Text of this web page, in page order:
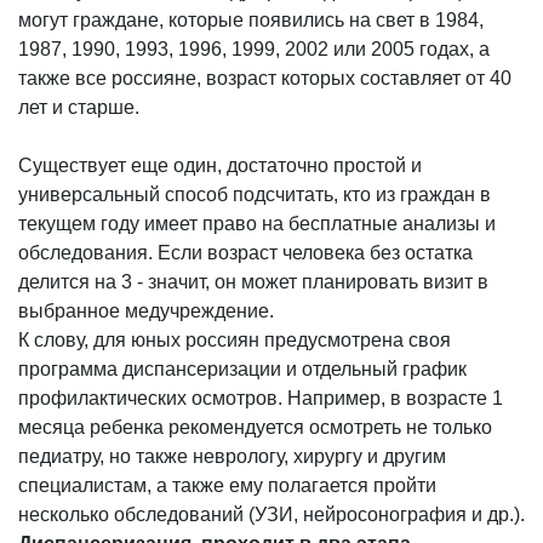
могут граждане, которые появились на свет в 1984,
1987, 1990, 1993, 1996, 1999, 2002 или 2005 годах, а
также все россияне, возраст которых составляет от 40
лет и старше.
Существует еще один, достаточно простой и
универсальный способ подсчитать, кто из граждан в
текущем году имеет право на бесплатные анализы и
обследования. Если возраст человека без остатка
делится на 3 - значит, он может планировать визит в
выбранное медучреждение.
К слову, для юных россиян предусмотрена своя
программа диспансеризации и отдельный график
профилактических осмотров. Например, в возрасте 1
месяца ребенка рекомендуется осмотреть не только
педиатру, но также неврологу, хирургу и другим
специалистам, а также ему полагается пройти
несколько обследований (УЗИ, нейросонография и др.).